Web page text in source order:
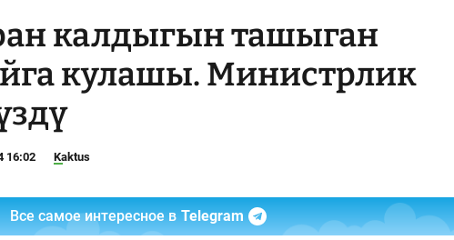
калдыгын ташыган
кулашы. Министрлик
16:02 Kaktus
Все самое интересное в Telegram